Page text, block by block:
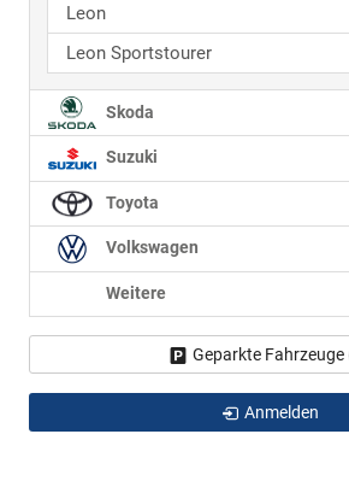
Leon
Leon Sportstourer
Skoda
Suzuki
Toyota
Volkswagen
Weitere
Geparkte Fahrzeuge
Anmelden